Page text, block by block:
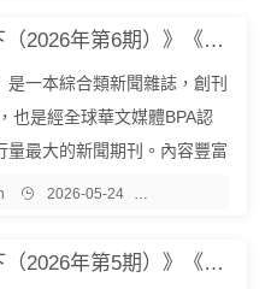
經全球華文媒體BPA認證國內《看天下（2026年第6期）》《看天下》雜誌社『中文EPUB電子書下載 - 爾書網』
是一本綜合類新聞雜誌，創刊
也是經全球華文媒體BPA認
量最大的新聞期刊。內容豐富
時政、財經、科技、文化、娛
闊的世界和人生的更多可能。
 2026-05-24 
《看天下（2026年第5期）》《看天下》雜誌社『中文EPUB電子書下載 - 爾書網』